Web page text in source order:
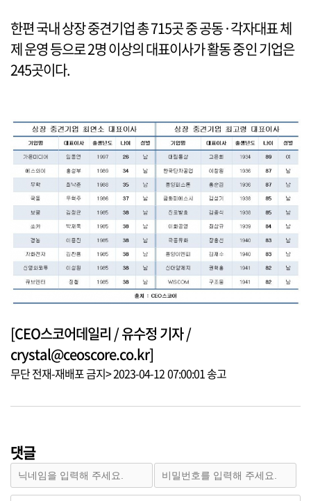
한편 국내 상장 중견기업 총 715곳 중 공동·각자대표 체
제 운영 등으로 2명 이상의 대표이사가 활동 중인 기업은
245곳이다.
[CEO스코어데일리 / 유수정 기자 /
crystal@ceoscore.co.kr]
무단 전재-재배포 금지> 2023-04-12 07:00:01 송고
댓글